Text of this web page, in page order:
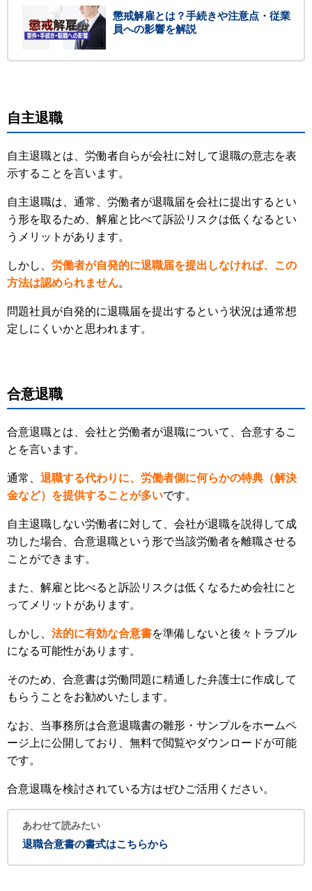
懲戒解雇とは？手続きや注意点・従業
員への影響を解説
自主退職
自主退職とは、労働者自らが会社に対して退職の意志を表
示することを言います。
自主退職は、通常、労働者が退職届を会社に提出するとい
う形を取るため、解雇と比べて訴訟リスクは低くなるとい
うメリットがあります。
しかし、 労働者が自発的に退職届を提出しなければ、この
方法は認められません。
問題社員が自発的に退職届を提出するという状況は通常想
定しにくいかと思われます。
合意退職
合意退職とは、会社と労働者が退職について、合意するこ
とを言います。
通常、 退職する代わりに、労働者側に何らかの特典（解決
金など）を提供することが多いです。
自主退職しない労働者に対して、会社が退職を説得して成
功した場合、合意退職という形で当該労働者を離職させる
ことができます。
また、解雇と比べると訴訟リスクは低くなるため会社にと
ってメリットがあります。
しかし、 法的に有効な合意書を準備しないと後々トラブル
になる可能性があります。
そのため、合意書は労働問題に精通した弁護士に作成して
もらうことをお勧めいたします。
なお、当事務所は合意退職書の雛形・サンプルをホームペ
ージ上に公開しており、無料で閲覧やダウンロードが可能
です。
合意退職を検討されている方はぜひご活用ください。
あわせて読みたい
退職合意書の書式はこちらから